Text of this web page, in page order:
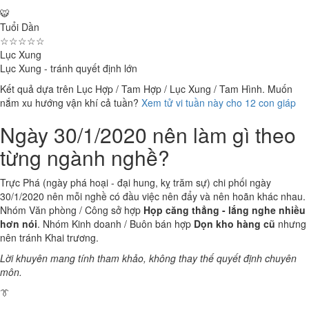
🐯
Tuổi Dần
☆☆☆☆☆
Lục Xung
Lục Xung - tránh quyết định lớn
Kết quả dựa trên Lục Hợp / Tam Hợp / Lục Xung / Tam Hình. Muốn
nắm xu hướng vận khí cả tuần? Xem tử vi tuần này cho 12 con giáp
Ngày 30/1/2020 nên làm gì theo
từng ngành nghề?
Trực Phá (ngày phá hoại - đại hung, kỵ trăm sự) chi phối ngày
30/1/2020 nên mỗi nghề có đầu việc nên đẩy và nên hoãn khác nhau.
Nhóm Văn phòng / Công sở hợp Họp căng thẳng - lắng nghe nhiều
hơn nói. Nhóm Kinh doanh / Buôn bán hợp Dọn kho hàng cũ nhưng
nên tránh Khai trương.
Lời khuyên mang tính tham khảo, không thay thế quyết định chuyên
môn.
👔